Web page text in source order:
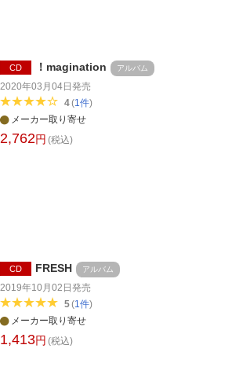
CD ！magination アルバム
2020年03月04日発売
4(1 件)
メーカー取り寄せ
2,762円 (税込)
CD FRESH アルバム
2019年10月02日発売
5(1 件)
メーカー取り寄せ
1,413円 (税込)